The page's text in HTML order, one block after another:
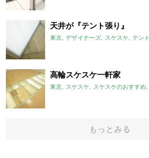
天井が『テント張り』
東京 デザイナーズ スケスケ テント
高輪スケスケ一軒家
東京 スケスケ スケスケのおすすめ
もっとみる